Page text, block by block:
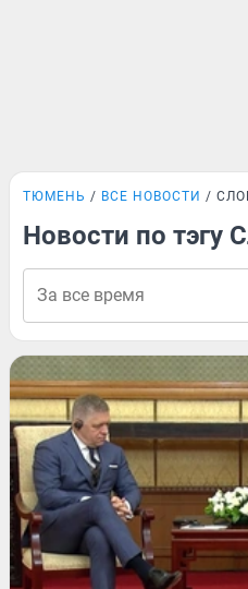
ТЮМЕНЬ ВСЕ НОВОСТИ
Новости по тэгу